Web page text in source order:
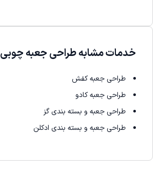
خدمات مشابه طراحی جعبه چوبی
طراحی جعبه کفش
طراحی جعبه کادو
طراحی جعبه و بسته بندی گز
طراحی جعبه و بسته بندی ادکلن